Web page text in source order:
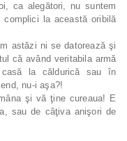
ca alegători, nu suntem
la această oribilă
astăzi ni se datorează şi
că având veritabila armă
la căldurică sau în
nu-i aşa?!
şi vă ţine cureaua! E
sau de câţiva anişori de